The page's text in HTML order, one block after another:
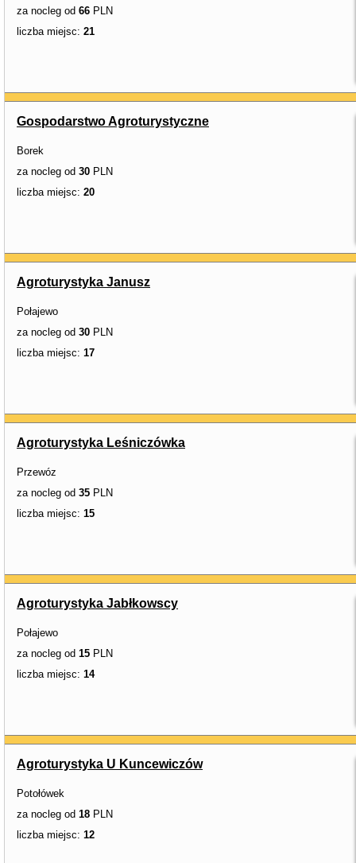
za nocleg od 66 PLN
liczba miejsc: 21
Gospodarstwo Agroturystyczne
Borek
za nocleg od 30 PLN
liczba miejsc: 20
Agroturystyka Janusz
Połajewo
za nocleg od 30 PLN
liczba miejsc: 17
Agroturystyka Leśniczówka
Przewóz
za nocleg od 35 PLN
liczba miejsc: 15
Agroturystyka Jabłkowscy
Połajewo
za nocleg od 15 PLN
liczba miejsc: 14
Agroturystyka U Kuncewiczów
Potołówek
za nocleg od 18 PLN
liczba miejsc: 12